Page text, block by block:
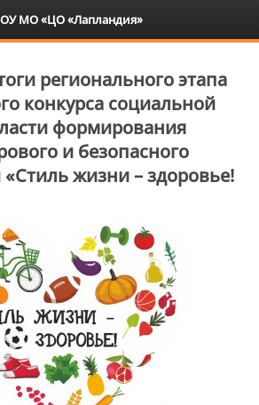
регионального этапа
конкурса социальной
формирования
и безопасного
жизни – здоровье!
МО «ЦО «Лапландия»